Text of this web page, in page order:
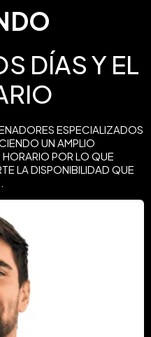
DÍAS Y EL
ESPECIALIZADOS
UN AMPLIO
POR LO QUE
LA DISPONIBILIDAD QUE